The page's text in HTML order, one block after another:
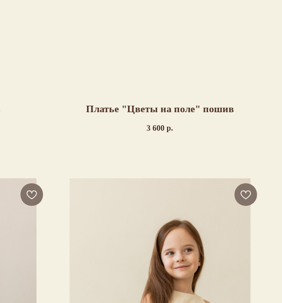
Платье "Цветы на поле" пошив
3 600 р.